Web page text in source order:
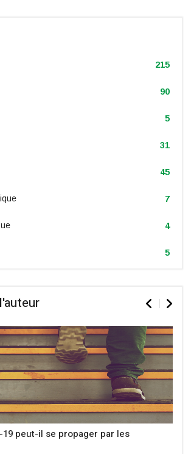
215
90
5
31
45
7
4
5
19 peut-il se propager par les